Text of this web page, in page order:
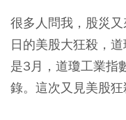
很多人問我，股災
日的美股大狂殺，
是3月，道瓊工業指
錄。這次又見美股